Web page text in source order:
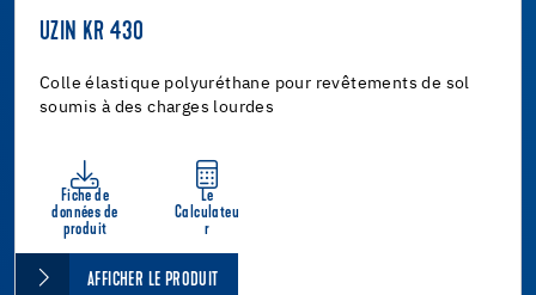
UZIN KR 430
Colle élastique polyuréthane pour revêtements de sol
soumis à des charges lourdes
Fiche de
données de
produit
Le
Calculateu
r
AFFICHER LE PRODUIT